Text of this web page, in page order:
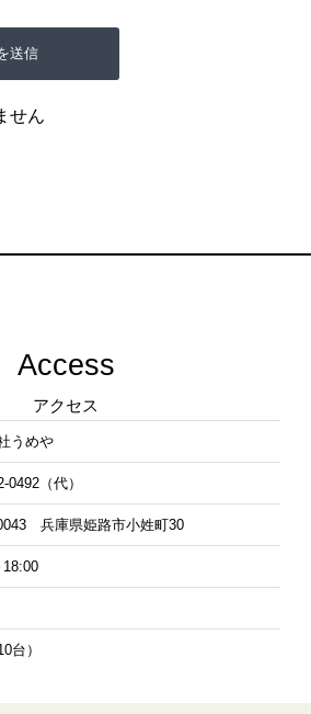
せん
Access
アクセス
うめや
0492（代）
兵庫県姫路市小姓町30
18:00
台）